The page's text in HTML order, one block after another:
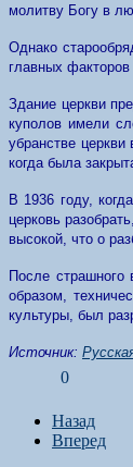
молитву Богу в
Однако
главных факторов
Здание церкви
куполов имели
убранстве
когда была
В 1936 году,
церковь
высокой, что о
После
образом,
культуры, был
Источник:
0
Назад
Вперед